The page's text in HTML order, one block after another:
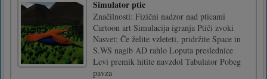
Simulator ptic
Značilnosti: Fizični nadzor nad pticami
Cartoon art Simulacija igranja Ptiči zvoki
Nasvet: Če želite vzleteti, pridržite Space in
S.WS nagib AD rahlo Loputa preslednice
Levi premik hitite navzdol Tabulator Pobeg
pavza